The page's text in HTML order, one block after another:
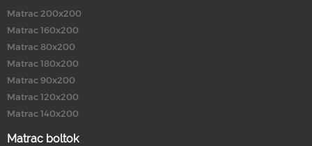
Matrac 200x200
Matrac 160x200
Matrac 80x200
Matrac 180x200
Matrac 90x200
Matrac 120x200
Matrac 140x200
Matrac boltok